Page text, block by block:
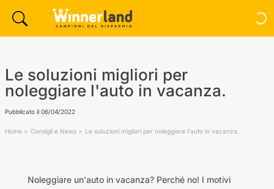
Le soluzioni migliori per
noleggiare l'auto in vacanza.
Pubblicato il 06/04/2022
Home Consigli e News Le soluzioni migliori per noleggiare l'auto in vacanza.
Noleggiare un'auto in vacanza? Perché no! I motivi